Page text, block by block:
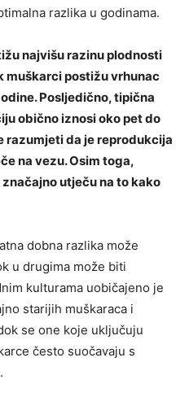
razlika u godinama.
najvišu razinu plodnosti
muškarci postižu vrhunac
Posljedično, tipična
obično iznosi oko pet do
razumjeti da je reprodukcija
na vezu. Osim toga,
utječu na to kako
dobna razlika može
u drugima može biti
kulturama uobičajeno je
starijih muškaraca i
se one koje uključuju
često suočavaju s